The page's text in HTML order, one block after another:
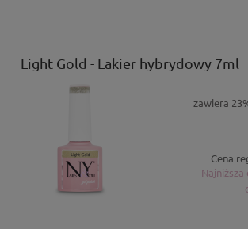
Light Gold - Lakier hybrydowy 7ml
zawiera
Cena
Najniższa